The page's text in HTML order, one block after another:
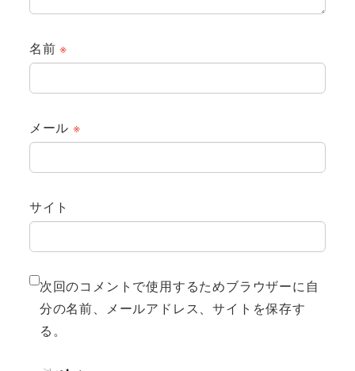
名前※
メール ※
サイト
次回のコメントで使用するためブラウザーに自
分の名前、メールアドレス、サイトを保存す
る。